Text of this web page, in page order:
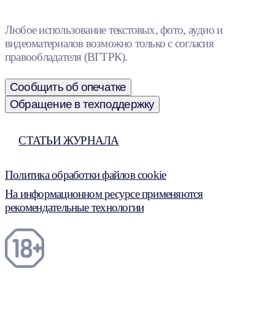
Любое использование текстовых, фото, аудио и
видеоматериалов возможно только с согласия
правообладателя (ВГТРК).
Сообщить об опечатке
Обращение в техподдержку
СТАТЬИ ЖУРНАЛА
Политика обработки файлов cookie
На информационном ресурсе применяются
рекомендательные технологии